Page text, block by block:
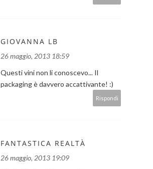
GIOVANNA LB
26 maggio, 2013 18:59
Questi vini non li conoscevo... Il
packaging è davvero accattivante! :)
Rispondi
FANTASTICA REALTÀ
26 maggio, 2013 19:09